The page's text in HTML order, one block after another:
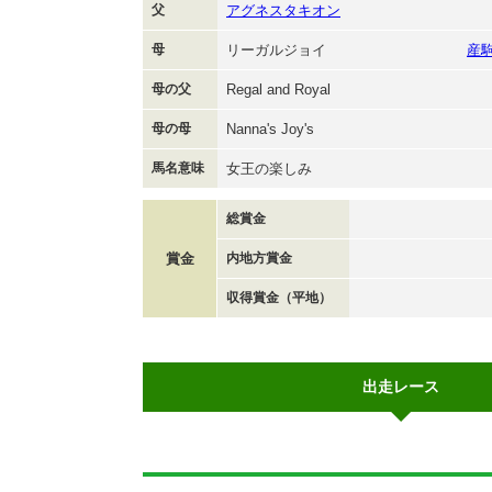
父 アグネスタキオン
母 リーガルジョイ 産
母の父 Regal and Royal
母の母 Nanna's Joy's
馬名意味 女王の楽しみ
賞金
総賞金
内地方賞金
収得賞金（平地）
出走レース